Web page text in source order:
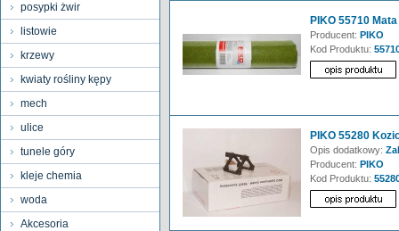
posypki żwir
listowie
krzewy
kwiaty rośliny kępy
mech
ulice
tunele góry
kleje chemia
woda
Akcesoria
PIKO 55710
Producent: PIKO
Kod Produktu:
PIKO 55280
Opis dodatkowy:
Producent: PIKO
Kod Produktu: